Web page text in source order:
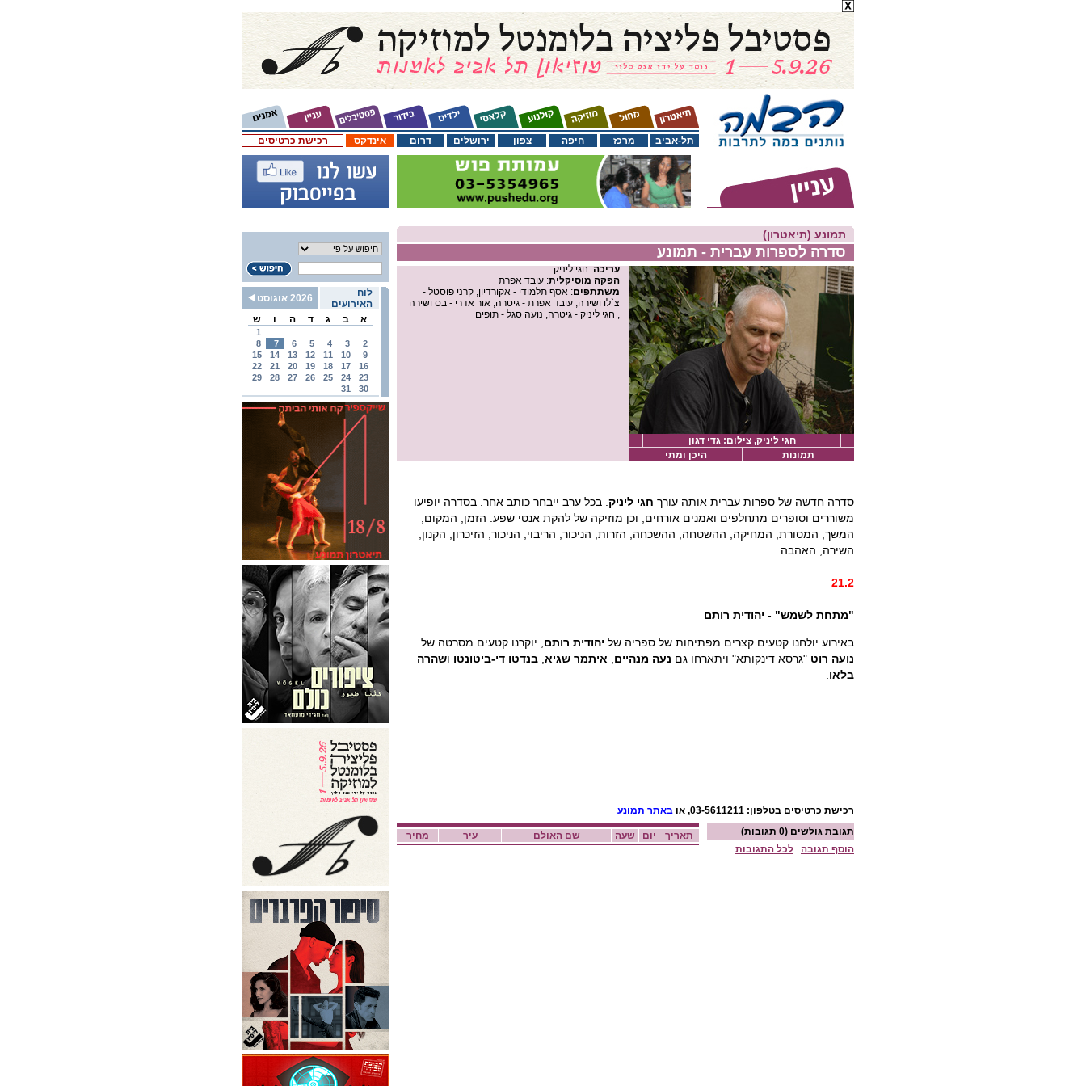
רכישת כרטיסים אינדקס דרום ירושלים צפון חיפה מרכז תל-אביב
לוח
האירועים
2026 אוגוסט
א
ב ג ד ה ו ש
1
2
3
4
5
6
7
8
9
10
11
12
13
14
15
16
17
18
19
20
21
22
23
24
25
26
27
28
29
30
31
תמונע (תיאטרון)
סדרה לספרות עברית - תמונע
עריכה: חגי ליניק
הפקה מוסיקלית: עובד אפרת
משתתפים: אסף תלמודי - אקורדיון, קרני פוסטל -
צ`לו ושירה, עובד אפרת - גיטרה, אור אדרי - בס ושירה
, חגי ליניק - גיטרה, נועה סגל - תופים
חגי ליניק, צילום: גדי דגון
תמונות
היכן ומתי
סדרה חדשה של ספרות עברית אותה עורך חגי ליניק . בכל ערב ייבחר כותב אחר. בסדרה יופיעו
משוררים וסופרים מתחלפים ואמנים אורחים, וכן מוזיקה של להקת אנטי שפע. הזמן, המקום,
המשך, המסורת, המחיקה, ההשטחה, ההשכחה, הזרות, הניכור, הריבוי, הניכור, הזיכרון, הקנון,
השירה, האהבה.
21.2
"מתחת לשמש" - יהודית רותם
באירוע יולחנו קטעים קצרים מפתיחות של ספריה של יהודית רותם , יוקרנו קטעים מסרטה של
נועה רוט "גרסא דינקותא" ויתארחו גם נעה מנהיים איתמר שגיא בנדטו די-ביטונטו ושהרה
בלאו
רכישת כרטיסים בטלפון: 03-5611211, או באתר תמונע
מחיר עיר שם האולם שעה יום תאריך תגובת גולשים (0 תגובות)
הוסף תגובה
לכל התגובות